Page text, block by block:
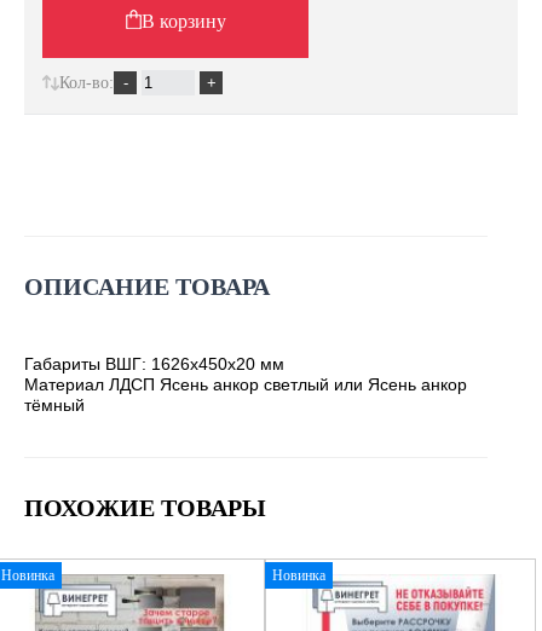
ОПИСАНИЕ ТОВАРА
Габариты ВШГ: 1626х450х20 мм
Материал ЛДСП Ясень анкор светлый или Ясень анкор
тёмный
ПОХОЖИЕ ТОВАРЫ
Новинка Новинка
В корзину
Кол-во: